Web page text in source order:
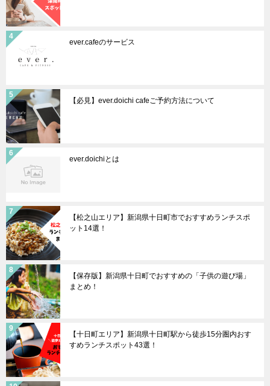
ever.cafeのサービス
【必見】ever.doichi cafeご予約方法について
ever.doichiとは
【松之山エリア】新潟県十日町市でおすすめランチスポ
ット14選！
【保存版】新潟県十日町でおすすめの「子供の遊び場」
まとめ！
【十日町エリア】新潟県十日町駅から徒歩15分圏内おす
すめランチスポット43選！